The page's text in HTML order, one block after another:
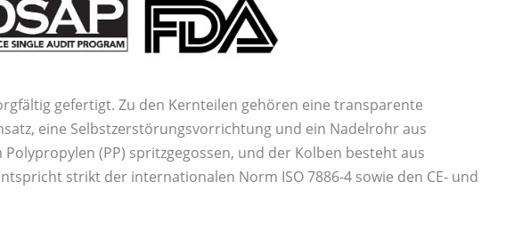
gefertigt. Zu den Kernteilen gehören eine transparente
eine Selbstzerstörungsvorrichtung und ein Nadelrohr aus
Polypropylen (PP) spritzgegossen, und der Kolben besteht aus
strikt der internationalen Norm ISO 7886-4 sowie den CE- und